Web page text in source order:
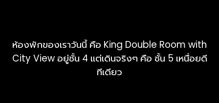
ห้องพักของเราวันนี้ คือ King Double Room with
City View อยู่ชั้น 4 แต่เดินจริงๆ คือ ชั้น 5 เหนื่อยดี
ทีเดียว